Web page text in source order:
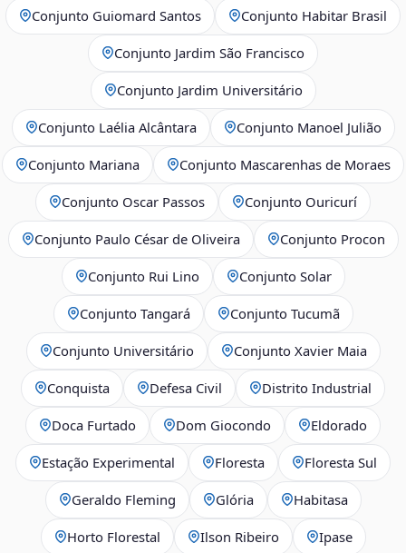
Conjunto Guiomard Santos Conjunto Habitar Brasil
Conjunto Jardim São Francisco
Conjunto Jardim Universitário
Conjunto Laélia Alcântara Conjunto Manoel Julião
Conjunto Mariana Conjunto Mascarenhas de Moraes
Conjunto Oscar Passos Conjunto Ouricurí
Conjunto Paulo César de Oliveira Conjunto Procon
Conjunto Rui Lino Conjunto Solar
Conjunto Tangará Conjunto Tucumã
Conjunto Universitário Conjunto Xavier Maia
Conquista Defesa Civil Distrito Industrial
Doca Furtado Dom Giocondo Eldorado
Estação Experimental Floresta Floresta Sul
Geraldo Fleming Glória Habitasa
Horto Florestal Ilson Ribeiro Ipase